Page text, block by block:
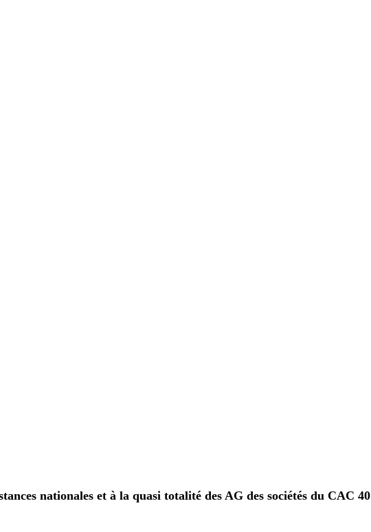
nationales et à la quasi totalité des AG des sociétés du CAC 40